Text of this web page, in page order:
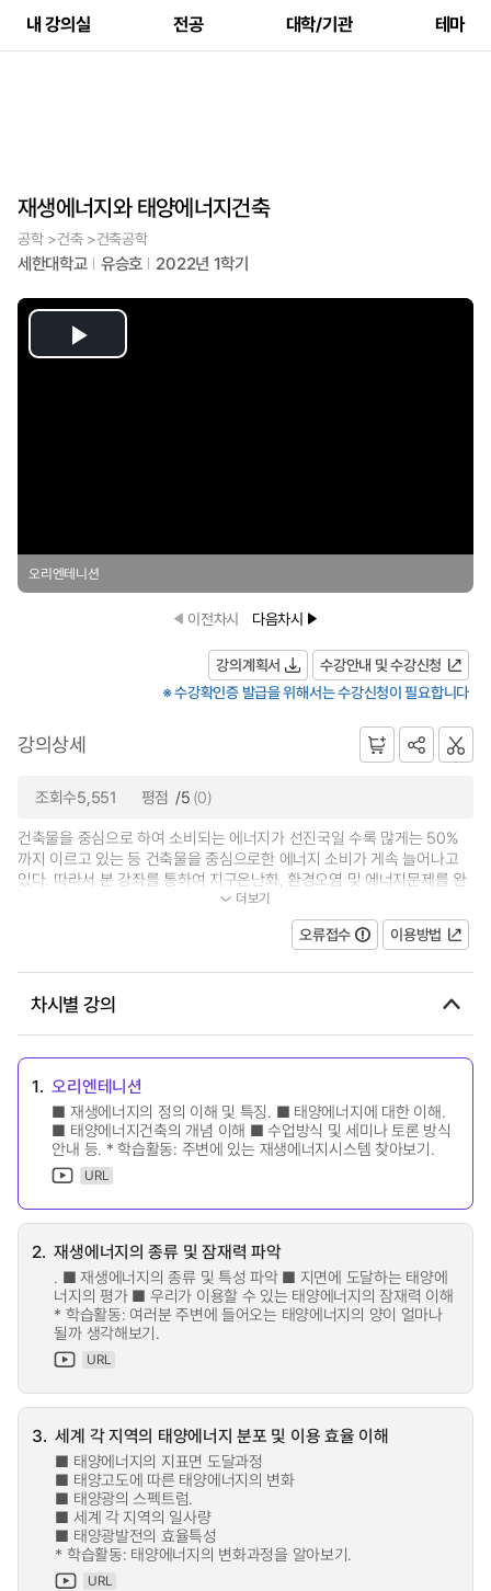
내 강의실 전공 대학/기관 테마
재생에너지와 태양에너지건축
공학 >건축 >건축공학
세한대학교 유승호 2022년 1학기
Play
오리엔테니션
이전차시 다음차시
강의계획서
수강안내 및 수강신청
※ 수강확인증 발급을 위해서는 수강신청이 필요합니다
강의상세
조회수5,551 평점 /5 (0)
건축물을 중심으로 하여 소비되는 에너지가 선진국일 수록 많게는 50%
까지 이르고 있는 등 건축물을 중심으로한 에너지 소비가 게속 늘어나고
있다. 따라서 본 강좌를 통하여 지구온난화, 환경오염 및 에너지문제를 완
화하기 위한 방안으로 건축물의 에너...
더보기
오류접수 이용방법
차시별 강의
1. 오리엔테니션
■ 재생에너지의 정의 이해 및 특징. ■ 태양에너지에 대한 이해.
■ 태양에너지건축의 개념 이해 ■ 수업방식 및 세미나 토론 방식
안내 등. * 학습활동: 주변에 있는 재생에너지시스템 찾아보기.
URL
2. 재생에너지의 종류 및 잠재력 파악
. ■ 재생에너지의 종류 및 특성 파악 ■ 지면에 도달하는 태양에
너지의 평가 ■ 우리가 이용할 수 있는 태양에너지의 잠재력 이해
* 학습활동: 여러분 주변에 들어오는 태양에너지의 양이 얼마나
될까 생각해보기.
URL
3. 세계 각 지역의 태양에너지 분포 및 이용 효율 이해
■ 태양에너지의 지표면 도달과정
■ 태양고도에 따른 태양에너지의 변화
■ 태양광의 스펙트럼.
■ 세계 각 지역의 일사량
■ 태양광발전의 효율특성
* 학습활동: 태양에너지의 변화과정을 알아보기.
URL